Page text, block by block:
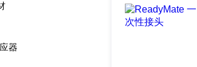
器